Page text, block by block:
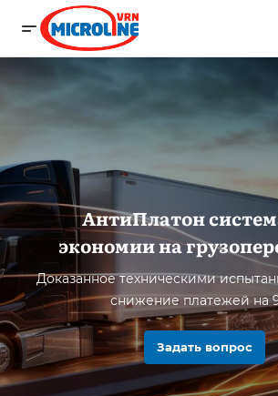
АнтиПлатон
экономии на
Доказанное техническими
снижение платежей на
Задать вопрос